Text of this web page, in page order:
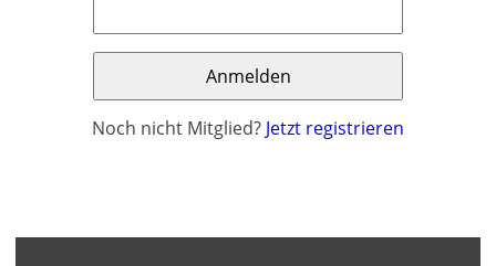
Noch nicht Mitglied? Jetzt registrieren
m/km/m²
Ελληνικά